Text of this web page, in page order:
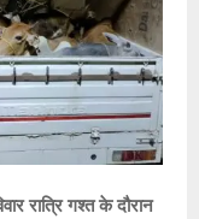
रात्रि गश्त के दौरान